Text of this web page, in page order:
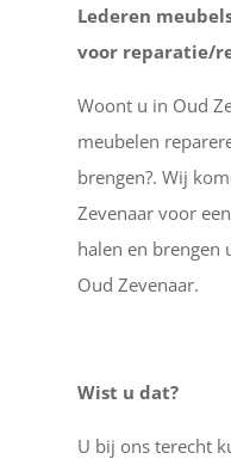
Lederen
voor reparatie/
Woont u in Oud
meubelen
brengen?. Wij
Zevenaar voor
halen en brengen
Oud Zevenaar.
Wist u dat?
U bij ons terecht